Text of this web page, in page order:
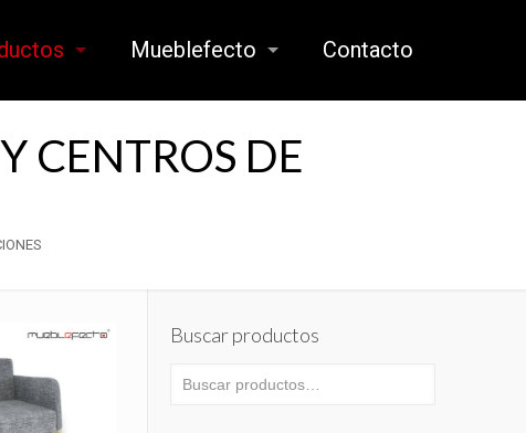
Mueblefecto Contacto
CENTROS DE
Buscar productos